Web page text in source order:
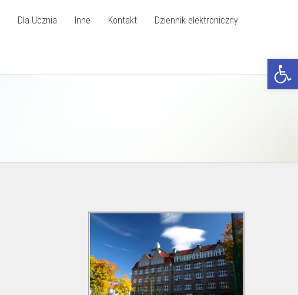
Otwórz
Dla Ucznia Inne Kontakt Dziennik elektroniczny